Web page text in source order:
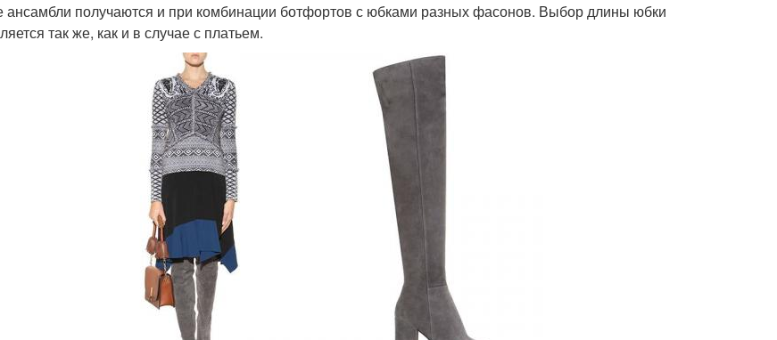
ансамбли получаются и при комбинации ботфортов с юбками разных фасонов. Выбор длины юбки
так же, как и в случае с платьем.